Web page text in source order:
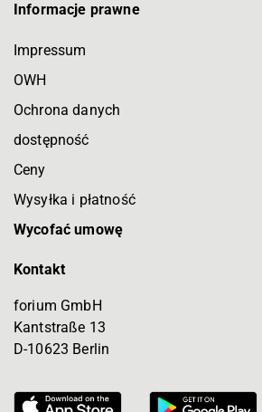
Informacje prawne
Impressum
OWH
Ochrona danych
dostępność
Ceny
Wysyłka i płatność
Wycofać umowę
Kontakt
forium GmbH
Kantstraße 13
D-10623 Berlin